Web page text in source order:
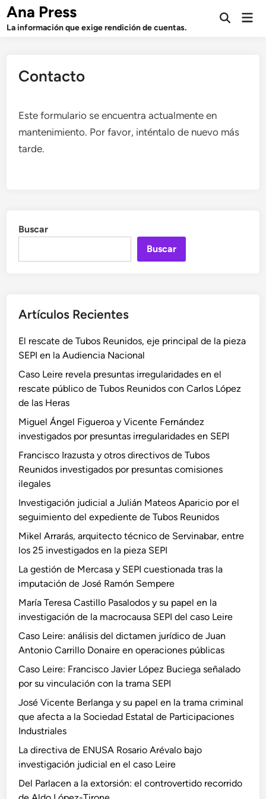
Saltar
contenido
Ana Press
La información que exige rendición de cuentas.
Abrir
Contacto
Este formulario se encuentra actualmente en
mantenimiento. Por favor, inténtalo de nuevo más
tarde.
Buscar
Buscar
Artículos Recientes
El rescate de Tubos Reunidos, eje principal de la pieza
SEPI en la Audiencia Nacional
Caso Leire revela presuntas irregularidades en el
rescate público de Tubos Reunidos con Carlos López
de las Heras
Miguel Ángel Figueroa y Vicente Fernández
investigados por presuntas irregularidades en SEPI
Francisco Irazusta y otros directivos de Tubos
Reunidos investigados por presuntas comisiones
ilegales
Investigación judicial a Julián Mateos Aparicio por el
seguimiento del expediente de Tubos Reunidos
Mikel Arrarás, arquitecto técnico de Servinabar, entre
los 25 investigados en la pieza SEPI
La gestión de Mercasa y SEPI cuestionada tras la
imputación de José Ramón Sempere
María Teresa Castillo Pasalodos y su papel en la
investigación de la macrocausa SEPI del caso Leire
Caso Leire: análisis del dictamen jurídico de Juan
Antonio Carrillo Donaire en operaciones públicas
Caso Leire: Francisco Javier López Buciega señalado
por su vinculación con la trama SEPI
José Vicente Berlanga y su papel en la trama criminal
que afecta a la Sociedad Estatal de Participaciones
Industriales
La directiva de ENUSA Rosario Arévalo bajo
investigación judicial en el caso Leire
Del Parlacen a la extorsión: el controvertido recorrido